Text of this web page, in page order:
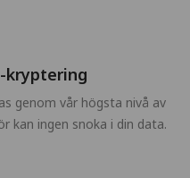
kryptering
genom vår högsta nivå av
kan ingen snoka i din data.